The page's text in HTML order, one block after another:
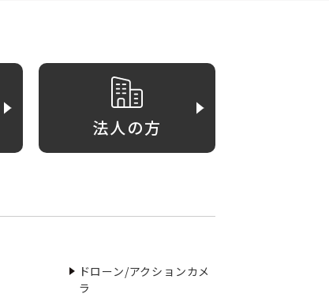
法人の方
ドローン/アクションカメ
ラ